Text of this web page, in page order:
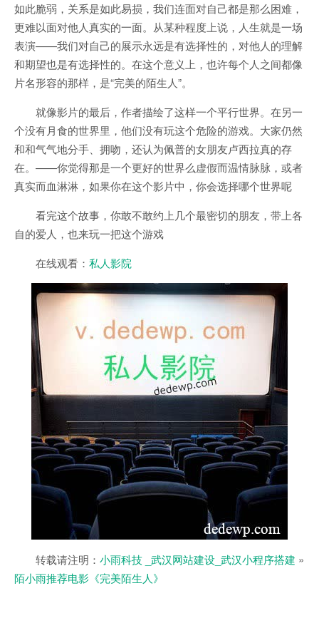
如此脆弱，关系是如此易损，我们连面对自己都是那么困难，
更难以面对他人真实的一面。从某种程度上说，人生就是一场
表演——我们对自己的展示永远是有选择性的，对他人的理解
和期望也是有选择性的。在这个意义上，也许每个人之间都像
片名形容的那样，是“完美的陌生人”。
就像影片的最后，作者描绘了这样一个平行世界。在另一
个没有月食的世界里，他们没有玩这个危险的游戏。大家仍然
和和气气地分手、拥吻，还认为佩普的女朋友卢西拉真的存
在。——你觉得那是一个更好的世界么虚假而温情脉脉，或者
真实而血淋淋，如果你在这个影片中，你会选择哪个世界呢
看完这个故事，你敢不敢约上几个最密切的朋友，带上各
自的爱人，也来玩一把这个游戏
在线观看： 私人影院
转载请注明： 小雨科技 _武汉网站建设_武汉小程序搭建 »
陌小雨推荐电影《完美陌生人》